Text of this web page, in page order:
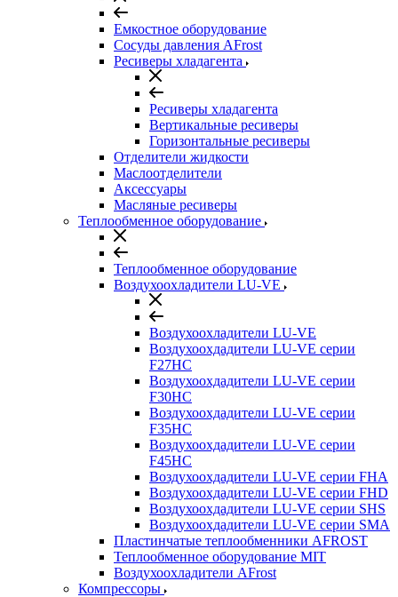
Емкостное оборудование
Сосуды давления AFrost
Ресиверы хладагента
Ресиверы хладагента
Вертикальные ресиверы
Горизонтальные ресиверы
Отделители жидкости
Маслоотделители
Аксессуары
Масляные ресиверы
Теплообменное оборудование
Теплообменное оборудование
Воздухоохладители LU-VE
Воздухоохладители LU-VE
Воздухоохдадители LU-VE серии
F27HC
Воздухоохдадители LU-VE серии
F30HC
Воздухоохдадители LU-VE серии
F35HC
Воздухоохдадители LU-VE серии
F45HC
Воздухоохдадители LU-VE серии FHA
Воздухоохдадители LU-VE серии FHD
Воздухоохдадители LU-VE серии SHS
Воздухоохдадители LU-VE серии SMA
Пластинчатые теплообменники AFROST
Теплообменное оборудование MIT
Воздухоохладители AFrost
Компрессоры